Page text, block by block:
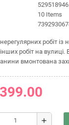
529518946
10 Items
робіт із
робіт на вулиці.
вмонтована
add